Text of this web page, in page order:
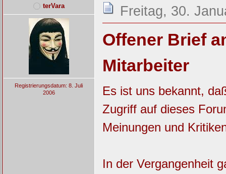
terVara
Registrierungsdatum: 8. Juli
2006
Freitag, 30.
Offener Brief
Mitarbeiter
Es ist uns bekannt,
Zugriff auf dieses
Meinungen und
In der Vergangenheit